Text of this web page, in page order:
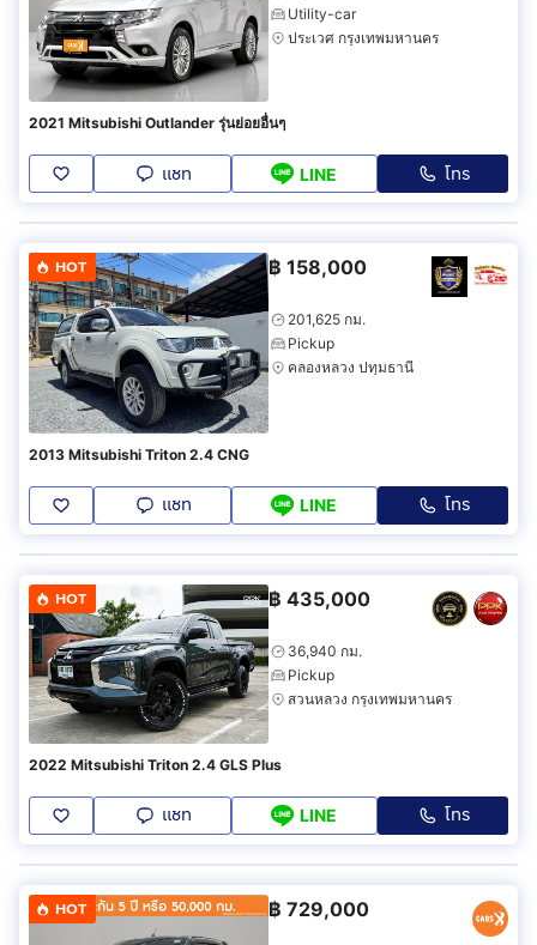
Utility-car
ประเวศ กรุงเทพมหานคร
2021 Mitsubishi Outlander รุ่นย่อยอื่นๆ
แชท LINE โทร
HOT ฿ 158,000
201,625 กม.
Pickup
คลองหลวง ปทุมธานี
2013 Mitsubishi Triton 2.4 CNG
แชท LINE โทร
HOT ฿ 435,000
36,940 กม.
Pickup
สวนหลวง กรุงเทพมหานคร
2022 Mitsubishi Triton 2.4 GLS Plus
แชท LINE โทร
HOT ฿ 729,000